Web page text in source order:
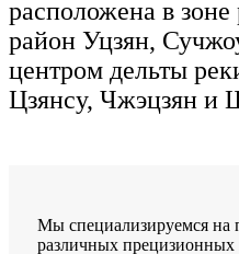
расположена в зоне
район Уцзян,
центром дельты
Цзянсу, Чжэцзян и
Мы специализируемся на
различных прецизионных